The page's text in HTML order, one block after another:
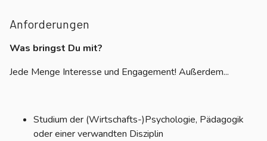
Anforderungen
Was bringst Du mit?
Jede Menge Interesse und Engagement! Außerdem...
Studium der (Wirtschafts-)Psychologie, Pädagogik
oder einer verwandten Disziplin